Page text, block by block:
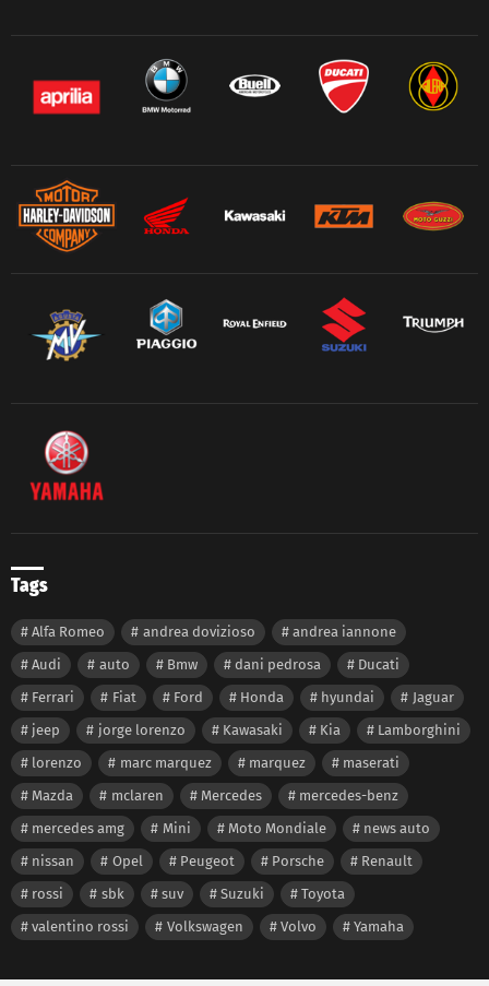
Tags
Alfa Romeo andrea dovizioso
andrea iannone
Audi
auto Bmw dani pedrosa
Ducati
Ferrari
Fiat Ford Honda hyundai
Jaguar
jeep
jorge lorenzo Kawasaki Kia
Lamborghini
lorenzo
marc marquez marquez
maserati
Mazda
mclaren Mercedes
mercedes-benz
mercedes amg
Mini Moto Mondiale
news auto
nissan
Opel Peugeot Porsche
Renault
rossi
sbk suv Suzuki
Toyota
valentino rossi
Volkswagen Volvo Yamaha